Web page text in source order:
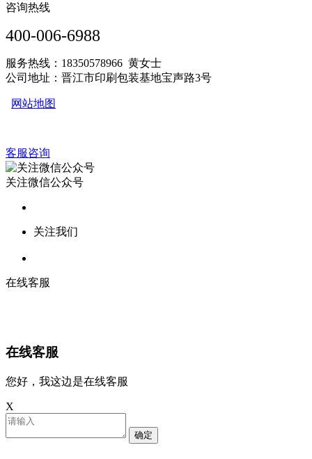
咨询热线
400-006-6988
服务热线：18350578966 黄女士
公司地址：晋江市印刷包装基地宝声路3号
网站地图
客服咨询
关注微信公众号
关注我们
在线客服
在线客服
您好，我这边是在线客服
X
确定